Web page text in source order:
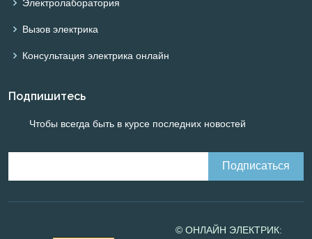
Электролаборатория
Вызов электрика
Консультация электрика онлайн
Подпишитесь
Чтобы всегда быть в курсе последних новостей
© ОНЛАЙН ЭЛЕКТРИК: